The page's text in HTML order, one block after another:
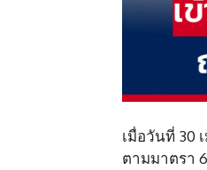
เมื่อวันที่ 30
ตามมาตรา